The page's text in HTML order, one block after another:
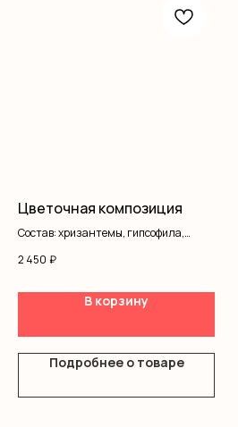
Цветочная композиция
Состав: хризантемы, гипсофила,
2 450 ₽
В корзину
Подробнее о товаре